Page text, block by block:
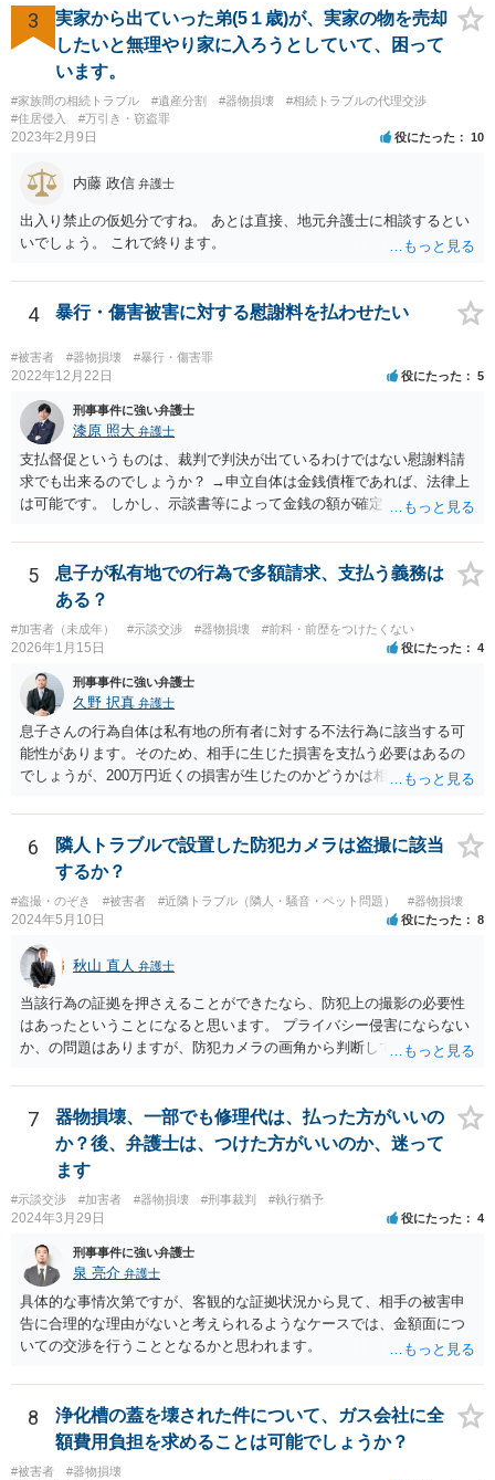
3
実家から出ていった弟(5１歳)が、実家の物を売却
したいと無理やり家に入ろうとしていて、困って
います。
#家族間の相続トラブル #遺産分割 #器物損壊
#相続トラブルの代理交渉
#住居侵入
#万引き・窃盗罪
2023年2月9日 役にたった 10
内藤 政信 弁護士
出入り禁止の仮処分ですね。 あとは直接、地元弁護士に相談するとい
いでしょう。 これで終ります。
4 暴行・傷害被害に対する慰謝料を払わせたい
#被害者 #器物損壊 #暴行・傷害罪
2022年12月22日 役にたった 5
刑事事件に強い弁護士
漆原 照大 弁護士
支払督促というものは、裁判で判決が出ているわけではない慰謝料請
求でも出来るのでしょうか？ →申立自体は金銭債権であれば、法律上
は可能です。 しかし、示談書等によって金銭の額が確定していない損
見据えた検討になるかと存じます。 相手の職場に内容証明郵便を送る
のは何か罪に問われますか？ →会社は事件とは関係がないので最悪名
誉棄損に問われる可能性があります。住所等が不明であったり、どう
しても送達ができない場合に限り、相手方の承諾をとった上で送付す
ることは可能であると思います。 なお、旧姓を併記すること自体は問
題ありません。 参考条文 民事訴訟法 第三百八十五条 支払督促の申
立てが第三百八十二条若しくは第三百八十三条の規定に違反すると
き、又は申立ての趣旨から請求に理由がないことが明らかなときは、
その申立てを却下しなければならない。請求の一部につき支払督促を
発することができない場合におけるその一部についても、同様とす
る。
5
息子が私有地での行為で多額請求、支払う義務は
ある？
#加害者（未成年） #示談交渉 #器物損壊 #前科・前歴をつけたくない
2026年1月15日 役にたった 4
刑事事件に強い弁護士
久野 択真 弁護士
息子さんの行為自体は私有地の所有者に対する不法行為に該当する可
能性があります。そのため、相手に生じた損害を支払う必要はあるの
でしょうが、200万円近くの損害が生じたのかどうかは相手の方で立証
ントアウトして、お近くの弁護士に一度相談してみるのが良いと思い
ます。 ご参考までに。
6
隣人トラブルで設置した防犯カメラは盗撮に該当
するか？
#盗撮・のぞき #被害者 #近隣トラブル（隣人・騒音・ペット問題） #器物損壊
2024年5月10日 役にたった 8
秋山 直人 弁護士
当該行為の証拠を押さえることができたなら、防犯上の撮影の必要性
はあったということになると思います。 プライバシー侵害にならない
か、の問題はありますが、防犯カメラの画角から判断して、隣人のプ
「盗撮」という指摘はあたらないのではないか、と思います。
7
器物損壊、一部でも修理代は、払った方がいいの
か？後、弁護士は、つけた方がいいのか、迷って
ます
#示談交渉 #加害者 #器物損壊 #刑事裁判 #執行猶予
2024年3月29日 役にたった 4
刑事事件に強い弁護士
泉 亮介 弁護士
具体的な事情次第ですが、客観的な証拠状況から見て、相手の被害申
告に合理的な理由がないと考えられるようなケースでは、金額面につ
いての交渉を行うこととなるかと思われます。
8
浄化槽の蓋を壊された件について、ガス会社に全
額費用負担を求めることは可能でしょうか？
#被害者 #器物損壊